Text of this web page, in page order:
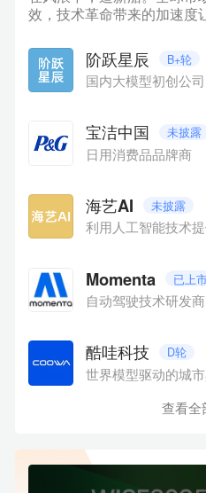
效，技术革命带来的加速度
升，但新的秩序也在悄然生
浪有多大时，真正的航海者
此背景下，36氪正式发布「
在AI、数字化、先进制造、
经济、跨境服务、生态赋能
方面表现卓越的代表性企业
阶跃星辰 B+轮
国内大模型初创公司
宝洁中国 未披露
日用消费品品牌商
海艺AI 未披露
利用人工智能技术
Momenta 已上
自动驾驶技术研发商
酷哇科技 D轮
世界模型驱动的城
查看全